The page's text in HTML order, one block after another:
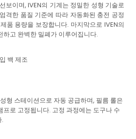
보이며, IVEN의 기계는 정밀한 성형 기술로
격한 품질 기준에 따라 자동화된 충전 공정
품 용량을 보장합니다. 마지막으로 IVEN의
하고 완벽한 밀폐가 이루어집니다.
형 스테이션으로 자동 공급하며, 필름 롤은
프로 고정됩니다. 고정 과정에는 도구나 수